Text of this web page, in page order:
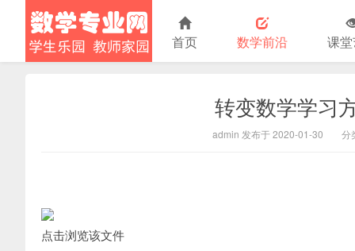
首页 数学前沿 课
转变数学学习
admin 发布于 2020-01-30 分
点击浏览该文件